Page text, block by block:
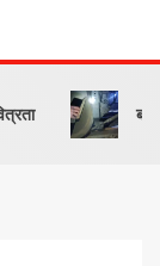
बनारस